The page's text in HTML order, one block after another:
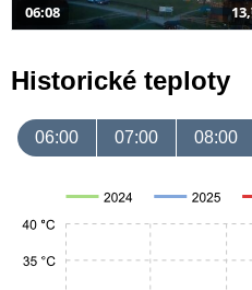
06:08
Historické teploty
06:00 07:00 08:00